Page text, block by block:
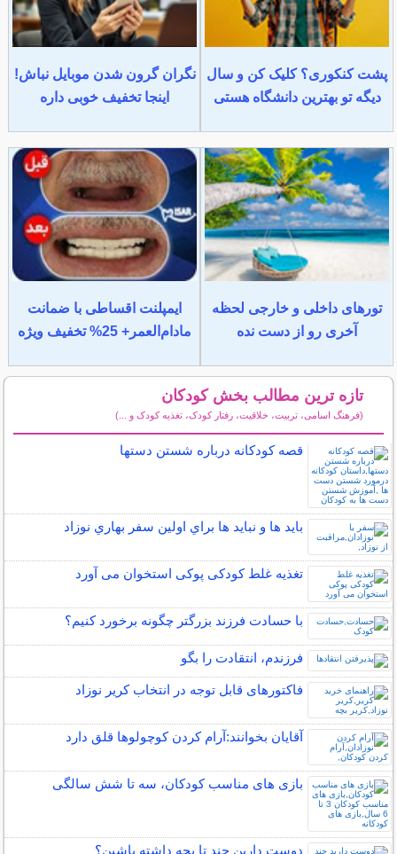
پشت کنکوری؟ کلیک کن و سال
دیگه تو بهترین دانشگاه هستی
نگران گرون شدن موبایل نباش!
اینجا تخفیف خوبی داره
تورهای داخلی و خارجی لحظه
آخری رو از دست نده
ایمپلنت اقساطی با ضمانت
مادام‌العمر+ 25% تخفیف ویژه
تازه ترین مطالب بخش کودکان
(فرهنگ اسامی، تربیت، خلاقیت، رفتار کودک، تغذیه کودک و ...)
قصه کودکانه درباره شستن دستها
بايد ها و نبايد ها براي اولين سفر بهاري نوزاد
تغذیه غلط کودکی پوکی استخوان می آورد
با حسادت فرزند بزرگتر چگونه برخورد کنیم؟
فرزندم، انتقادت را بگو
فاکتورهای قابل توجه در انتخاب کریر نوزاد
آقایان بخوانند:آرام كردن كوچولوها قلق دارد
بازی های مناسب کودکان، سه تا شش سالگی
دوست دارین چند تا بچه داشته باشین؟